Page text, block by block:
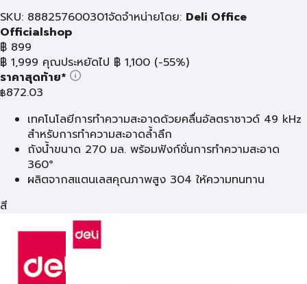
SKU: 888257600301จัดจำหน่ายโดย: Deli Office
Officialshop
฿ 899
฿ 1,999 คุณประหยัดไป ฿ 1,100 (-55%)
ราคาสุดท้าย*
฿872.03
เทคโนโลยีการทำความสะอาดด้วยคลื่นอัลตราซาวด์ 49 kHz
สำหรับการทำความสะอาดล้ำลึก
ถังน้ำขนาด 270 มล. พร้อมฟังก์ชั่นการทำความสะอาด
360°
ผลิตจากสแตนเลสคุณภาพสูง 304 ให้ความทนทาน
สี